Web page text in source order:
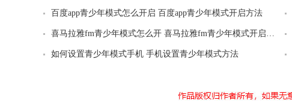
百度app青少年模式怎么开启 百度app青少年模式开启方法
喜马拉雅fm青少年模式怎么开 喜马拉雅fm青少年模式开启方法
如何设置青少年模式手机 手机设置青少年模式方法